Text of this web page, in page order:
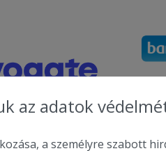
az adatok
a személyre szabott